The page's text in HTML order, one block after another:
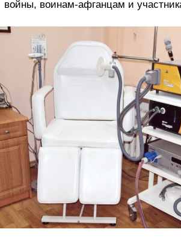
войны, воинам-афганцам и